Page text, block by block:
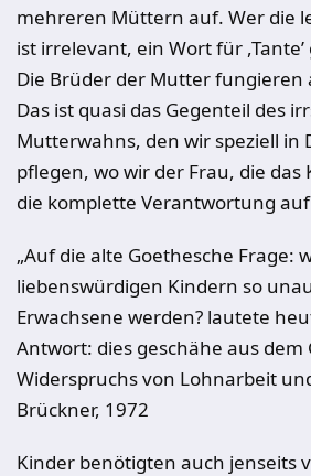
mehreren Müttern auf. Wer die
ist irrelevant, ein Wort für
Die Brüder der Mutter fungieren
Das ist quasi das Gegenteil des
Mutterwahns, den wir speziell in
pflegen, wo wir der Frau, die das
die komplette Verantwortung
„Auf die alte Goethesche Frage:
liebenswürdigen Kindern so
Erwachsene werden? lautete
Antwort: dies geschähe aus dem
Widerspruchs von Lohnarbeit
Brückner, 1972
Kinder benötigten auch jenseits